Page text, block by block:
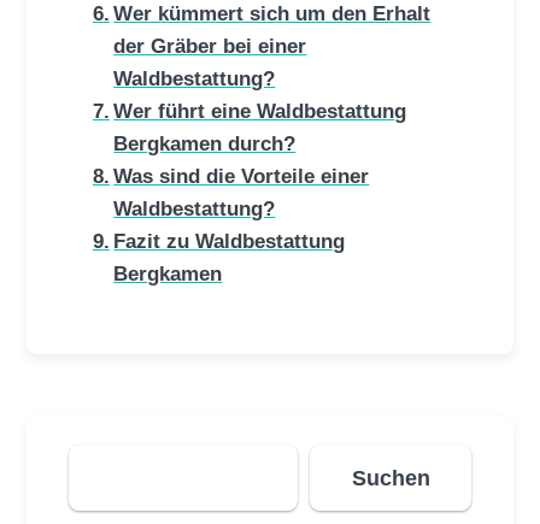
Wer kümmert sich um den Erhalt
der Gräber bei einer
Waldbestattung?
Wer führt eine Waldbestattung
Bergkamen durch?
Was sind die Vorteile einer
Waldbestattung?
Fazit zu Waldbestattung
Bergkamen
Suchen
Suchen